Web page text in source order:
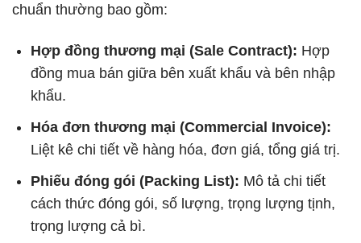
chuẩn thường bao gồm:
Hợp đồng thương mại (Sale Contract): Hợp
đồng mua bán giữa bên xuất khẩu và bên nhập
khẩu.
Hóa đơn thương mại (Commercial Invoice):
Liệt kê chi tiết về hàng hóa, đơn giá, tổng giá trị.
Phiếu đóng gói (Packing List): Mô tả chi tiết
cách thức đóng gói, số lượng, trọng lượng tịnh,
trọng lượng cả bì.